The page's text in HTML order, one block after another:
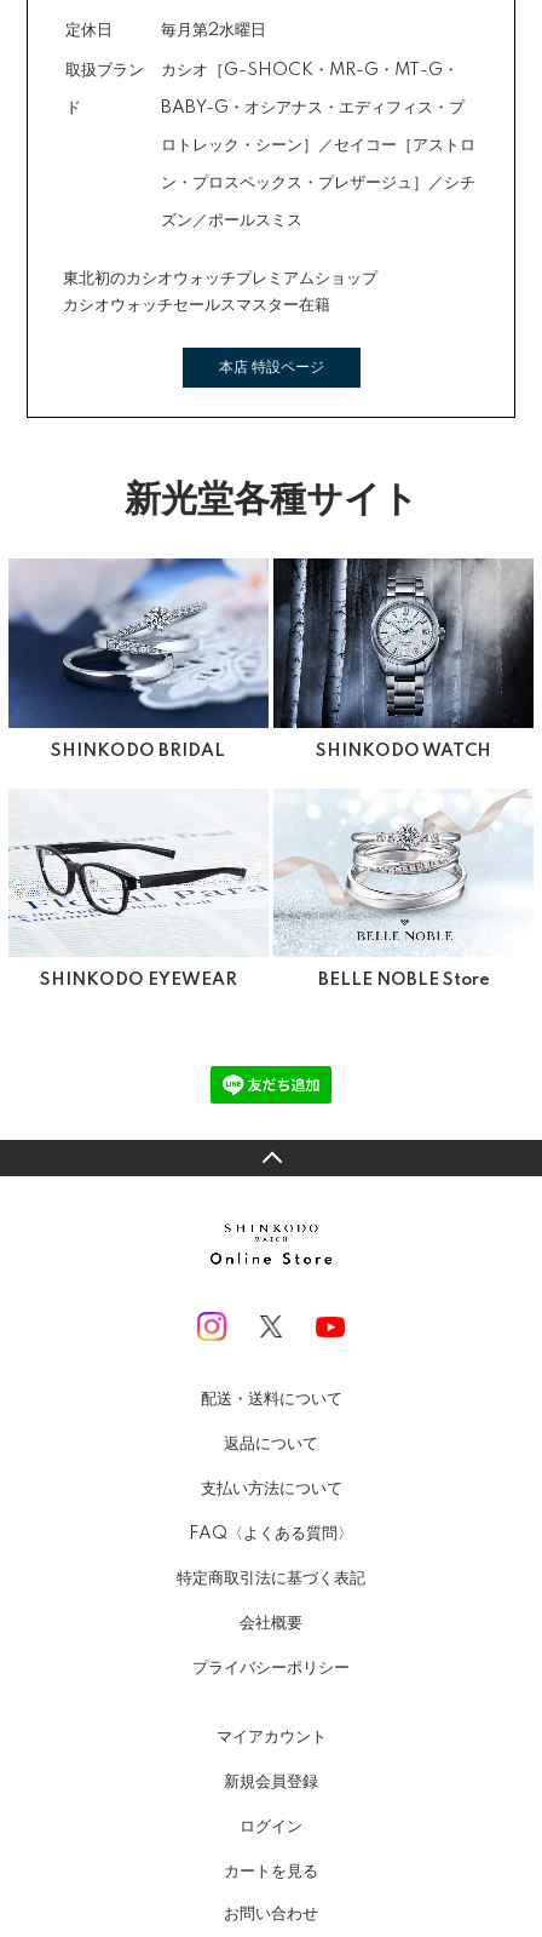
定休日 毎月第2水曜日
取扱ブラン
ド
カシオ［G-SHOCK・MR-G・MT-G・
BABY-G・オシアナス・エディフィス・プ
ロトレック・シーン］／セイコー［アストロ
ン・プロスペックス・プレザージュ］／シチ
ズン／ポールスミス
東北初のカシオウォッチプレミアムショップ
カシオウォッチセールスマスター在籍
本店 特設ページ
新光堂各種サイト
SHINKODO BRIDAL SHINKODO WATCH
SHINKODO EYEWEAR BELLE NOBLE Store
配送・送料について
返品について
支払い方法について
FAQ〈よくある質問〉
特定商取引法に基づく表記
会社概要
プライバシーポリシー
マイアカウント
新規会員登録
ログイン
カートを見る
お問い合わせ